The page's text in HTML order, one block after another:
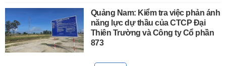
Quảng Nam: Kiểm tra việc phản ánh
năng lực dự thầu của CTCP Đại
Thiên Trường và Công ty Cổ phần
873